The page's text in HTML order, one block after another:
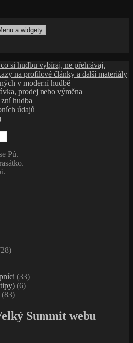
a widgety
si hudbu vybíraj, ne přehrávaj.
na profilové články a další materiály
v moderní hudbě
prodej nebo výměna
hudba
údajů
Pú.
(33)
(6)
(83)
Summit webu